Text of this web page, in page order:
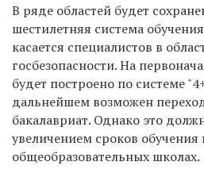
В ряде областей будет
шестилетняя система
касается специалистов в
госбезопасности. На
будет построено по системе
дальнейшем возможен
бакалавриат. Однако это
увеличением сроков обучения
общеобразовательных школах.